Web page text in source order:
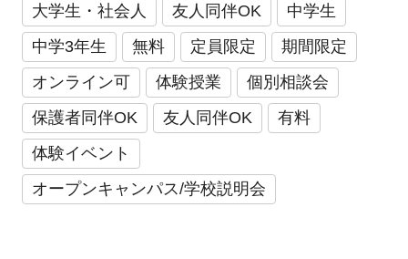
大学生・社会人
友人同伴OK
中学生
中学3年生
無料 定員限定
期間限定
オンライン可
体験授業
個別相談会
保護者同伴OK
友人同伴OK
有料
体験イベント
オープンキャンパス/学校説明会